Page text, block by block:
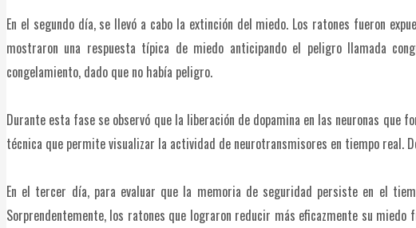
En el segundo día, se llevó a cabo la extinción del miedo. Los ratones fueron
mostraron una respuesta típica de miedo anticipando el peligro llamada
congelamiento, dado que no había peligro.
Durante esta fase se observó que la liberación de dopamina en las neuronas
técnica que permite visualizar la actividad de neurotransmisores en tiempo real.
En el tercer día, para evaluar que la memoria de seguridad persiste en el
Sorprendentemente, los ratones que lograron reducir más eficazmente su